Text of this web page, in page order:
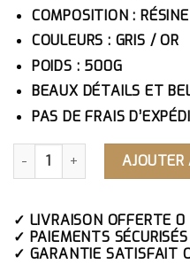
COMPOSITION :
COULEURS : GRIS / OR
POIDS : 500G
BEAUX DÉTAILS ET
PAS DE FRAIS
QUANTITÉ DE PETITE
AJOUTER
✓ LIVRAISON OFFERTE 0
✓ PAIEMENTS SÉCURISÉS
✓ GARANTIE SATISFAIT